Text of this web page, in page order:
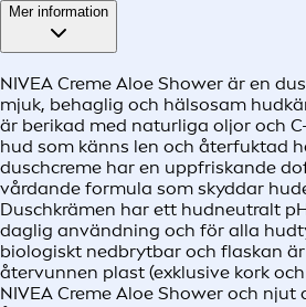
Mer information
NIVEA Creme Aloe Shower är en
mjuk, behaglig och hälsosam
är berikad med naturliga oljor och
hud som känns len och återfuktad
duschcreme har en uppfriskande
vårdande formula som skyddar
Duschkrämen har ett hudneutralt
daglig användning och för alla
biologiskt nedbrytbar och flaskan är
återvunnen plast (exklusive kork
NIVEA Creme Aloe Shower och njut